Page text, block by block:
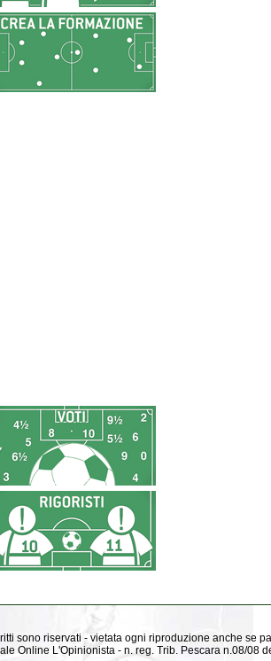
sono riservati - vietata ogni riproduzione anche se
Online L'Opinionista - n. reg. Trib. Pescara n.08/08